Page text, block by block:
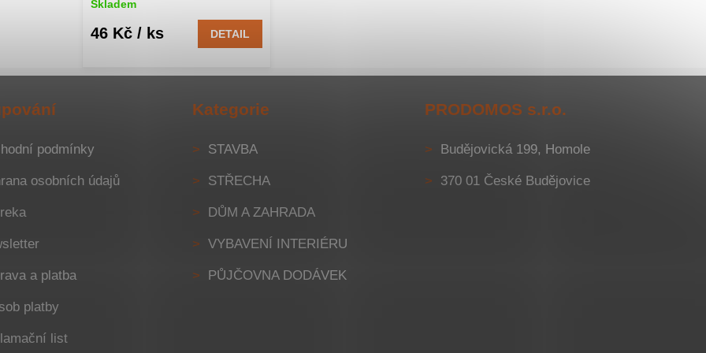
Skladem
46 Kč / ks DETAIL
podmínky
osobních údajů
a platba
platby
list
Kategorie
STAVBA
STŘECHA
DŮM A ZAHRADA
VYBAVENÍ INTERIÉRU
PŮJČOVNA DODÁVEK
PRODOMOS s.r.o.
Budějovická 199, Homole
370 01 České Budějovice